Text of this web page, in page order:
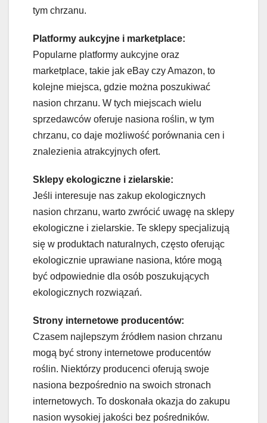
tym chrzanu.
Platformy aukcyjne i marketplace:
Popularne platformy aukcyjne oraz
marketplace, takie jak eBay czy Amazon, to
kolejne miejsca, gdzie można poszukiwać
nasion chrzanu. W tych miejscach wielu
sprzedawców oferuje nasiona roślin, w tym
chrzanu, co daje możliwość porównania cen i
znalezienia atrakcyjnych ofert.
Sklepy ekologiczne i zielarskie:
Jeśli interesuje nas zakup ekologicznych
nasion chrzanu, warto zwrócić uwagę na sklepy
ekologiczne i zielarskie. Te sklepy specjalizują
się w produktach naturalnych, często oferując
ekologicznie uprawiane nasiona, które mogą
być odpowiednie dla osób poszukujących
ekologicznych rozwiązań.
Strony internetowe producentów:
Czasem najlepszym źródłem nasion chrzanu
mogą być strony internetowe producentów
roślin. Niektórzy producenci oferują swoje
nasiona bezpośrednio na swoich stronach
internetowych. To doskonała okazja do zakupu
nasion wysokiej jakości bez pośredników.